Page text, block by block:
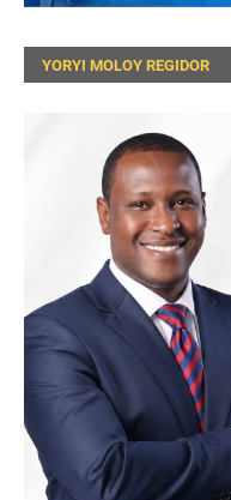
YORYI MOLOY REGIDOR